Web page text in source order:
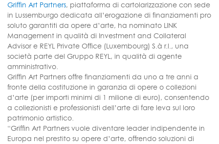
Griffin Art Partners, piattaforma di cartolarizzazione con sede
in Lussemburgo dedicata all’erogazione di finanziamenti pro
soluto garantiti da opere d’arte, ha nominato LINK
Management in qualità di Investment and Collateral
Advisor e REYL Private Office (Luxembourg) S.à r.l., una
società parte del Gruppo REYL, in qualità di agente
amministrativo.
Griffin Art Partners offre finanziamenti da uno a tre anni a
fronte della costituzione in garanzia di opere o collezioni
d’arte (per importi minimi di 1 milione di euro), consentendo
a collezionisti e professionisti dell’arte di fare leva sul loro
patrimonio artistico.
“Griffin Art Partners vuole diventare leader indipendente in
Europa nel prestito su opere d’arte, offrendo soluzioni di